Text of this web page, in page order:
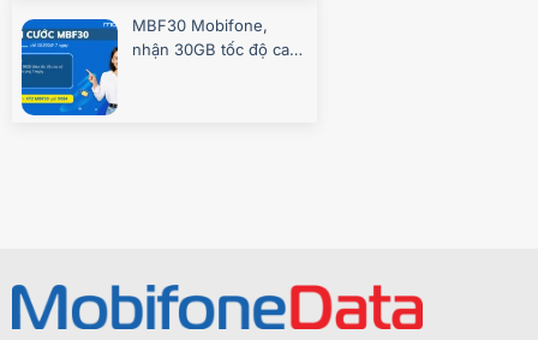
MBF30 Mobifone,
nhận 30GB tốc độ cao